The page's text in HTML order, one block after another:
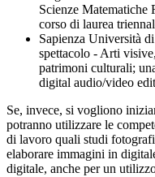
Scienze Matematiche
corso di laurea
Sapienza Università
spettacolo - Arti
patrimoni culturali;
digital audio/video
Se, invece, si vogliono
potranno utilizzare le
di lavoro quali studi
elaborare immagini in
digitale, anche per un